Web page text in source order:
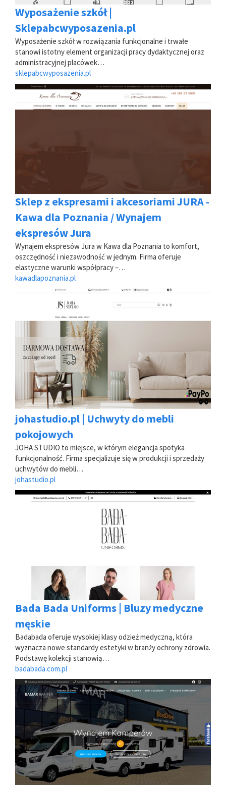
Wyposażenie szkół |
Sklepabcwyposazenia.pl
Wyposażenie szkół w rozwiązania funkcjonalne i trwałe
stanowi istotny element organizacji pracy dydaktycznej oraz
administracyjnej placówek…
sklepabcwyposazenia.pl
Sklep z ekspresami i akcesoriami JURA -
Kawa dla Poznania / Wynajem
ekspresów Jura
Wynajem ekspresów Jura w Kawa dla Poznania to komfort,
oszczędność i niezawodność w jednym. Firma oferuje
elastyczne warunki współpracy –…
kawadlapoznania.pl
johastudio.pl | Uchwyty do mebli
pokojowych
JOHA STUDIO to miejsce, w którym elegancja spotyka
funkcjonalność. Firma specjalizuje się w produkcji i sprzedaży
uchwytów do mebli…
johastudio.pl
Bada Bada Uniforms | Bluzy medyczne
męskie
Badabada oferuje wysokiej klasy odzież medyczną, która
wyznacza nowe standardy estetyki w branży ochrony zdrowia.
Podstawę kolekcji stanowią…
badabada.com.pl